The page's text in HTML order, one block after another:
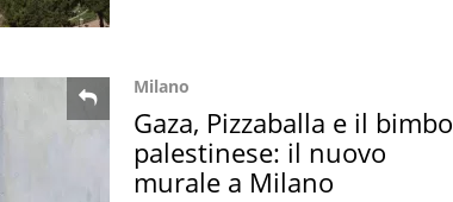
Milano
Gaza, Pizzaballa e il bimbo
palestinese: il nuovo
murale a Milano